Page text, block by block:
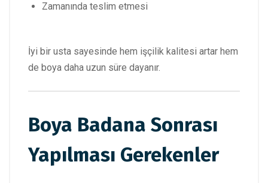
Zamanında teslim etmesi
İyi bir usta sayesinde hem işçilik kalitesi artar hem
de boya daha uzun süre dayanır.
Boya Badana Sonrası
Yapılması Gerekenler